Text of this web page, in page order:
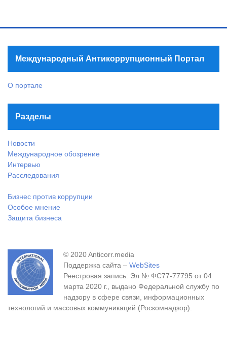
Международный Антикоррупционный Портал
О портале
Разделы
Новости
Международное обозрение
Интервью
Расследования
Бизнес против коррупции
Особое мнение
Защита бизнеса
© 2020 Anticorr.media
Поддержка сайта – WebSites
Реестровая запись: Эл № ФС77-77795 от 04
марта 2020 г., выдано Федеральной службу по
надзору в сфере связи, информационных
технологий и массовых коммуникаций (Роскомнадзор).